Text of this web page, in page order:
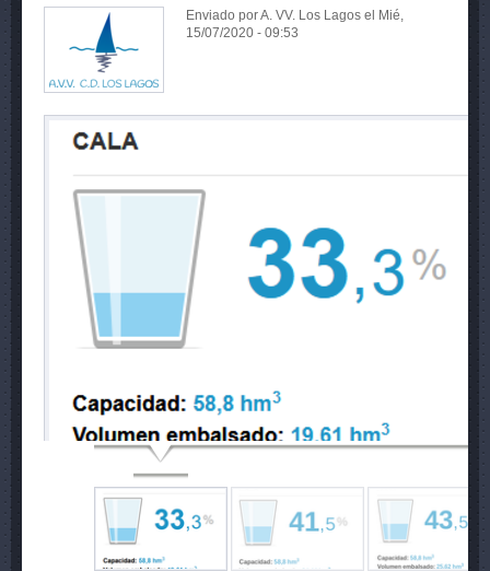
Enviado porA. VV. Los Lagos el Mié,
15/07/2020 - 09:53